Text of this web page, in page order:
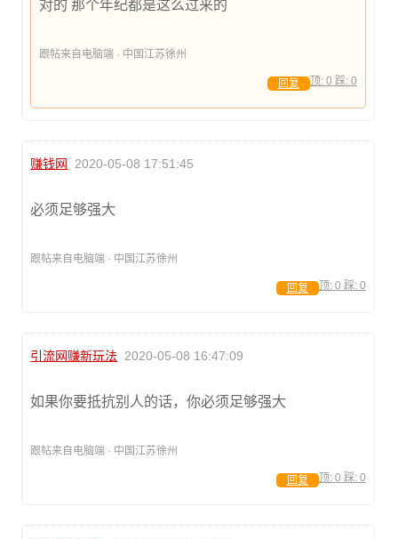
对的 那个年纪都是这么过来的
跟帖来自电脑端 · 中国江苏徐州
顶: 0 踩: 0
回复
赚钱网 2020-05-08 17:51:45
必须足够强大
跟帖来自电脑端 · 中国江苏徐州
顶: 0 踩: 0
回复
引流网赚新玩法 2020-05-08 16:47:09
如果你要抵抗别人的话，你必须足够强大
跟帖来自电脑端 · 中国江苏徐州
顶: 0 踩: 0
回复